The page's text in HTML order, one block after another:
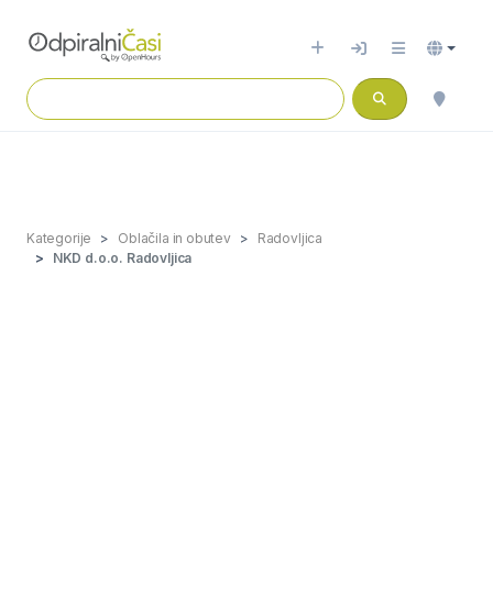
Kategorije Oblačila in obutev
Radovljica
NKD d.o.o. Radovljica